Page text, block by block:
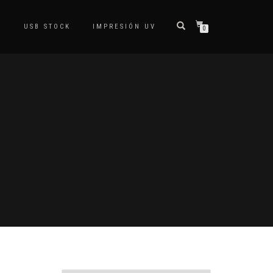
USB STOCK IMPRESIÓN UV 0